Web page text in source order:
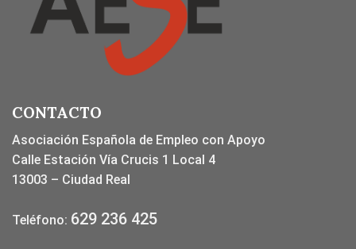
CONTACTO
Asociación Española de Empleo con Apoyo
Calle Estación Vía Crucis 1 Local 4
13003 – Ciudad Real
Teléfono: 629 236 425